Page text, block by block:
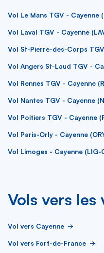
Vol Le Mans TGV - Cayenne
Vol Laval TGV - Cayenne
Vol St-Pierre-des-Corps
Vol Angers St-Laud TGV -
Vol Rennes TGV - Cayenne
Vol Nantes TGV - Cayenne
Vol Poitiers TGV - Cayenne
Vol Paris-Orly - Cayenne
Vol Limoges - Cayenne (LIG-
Vols vers
Vol vers Cayenne
Vol vers Fort-de-France